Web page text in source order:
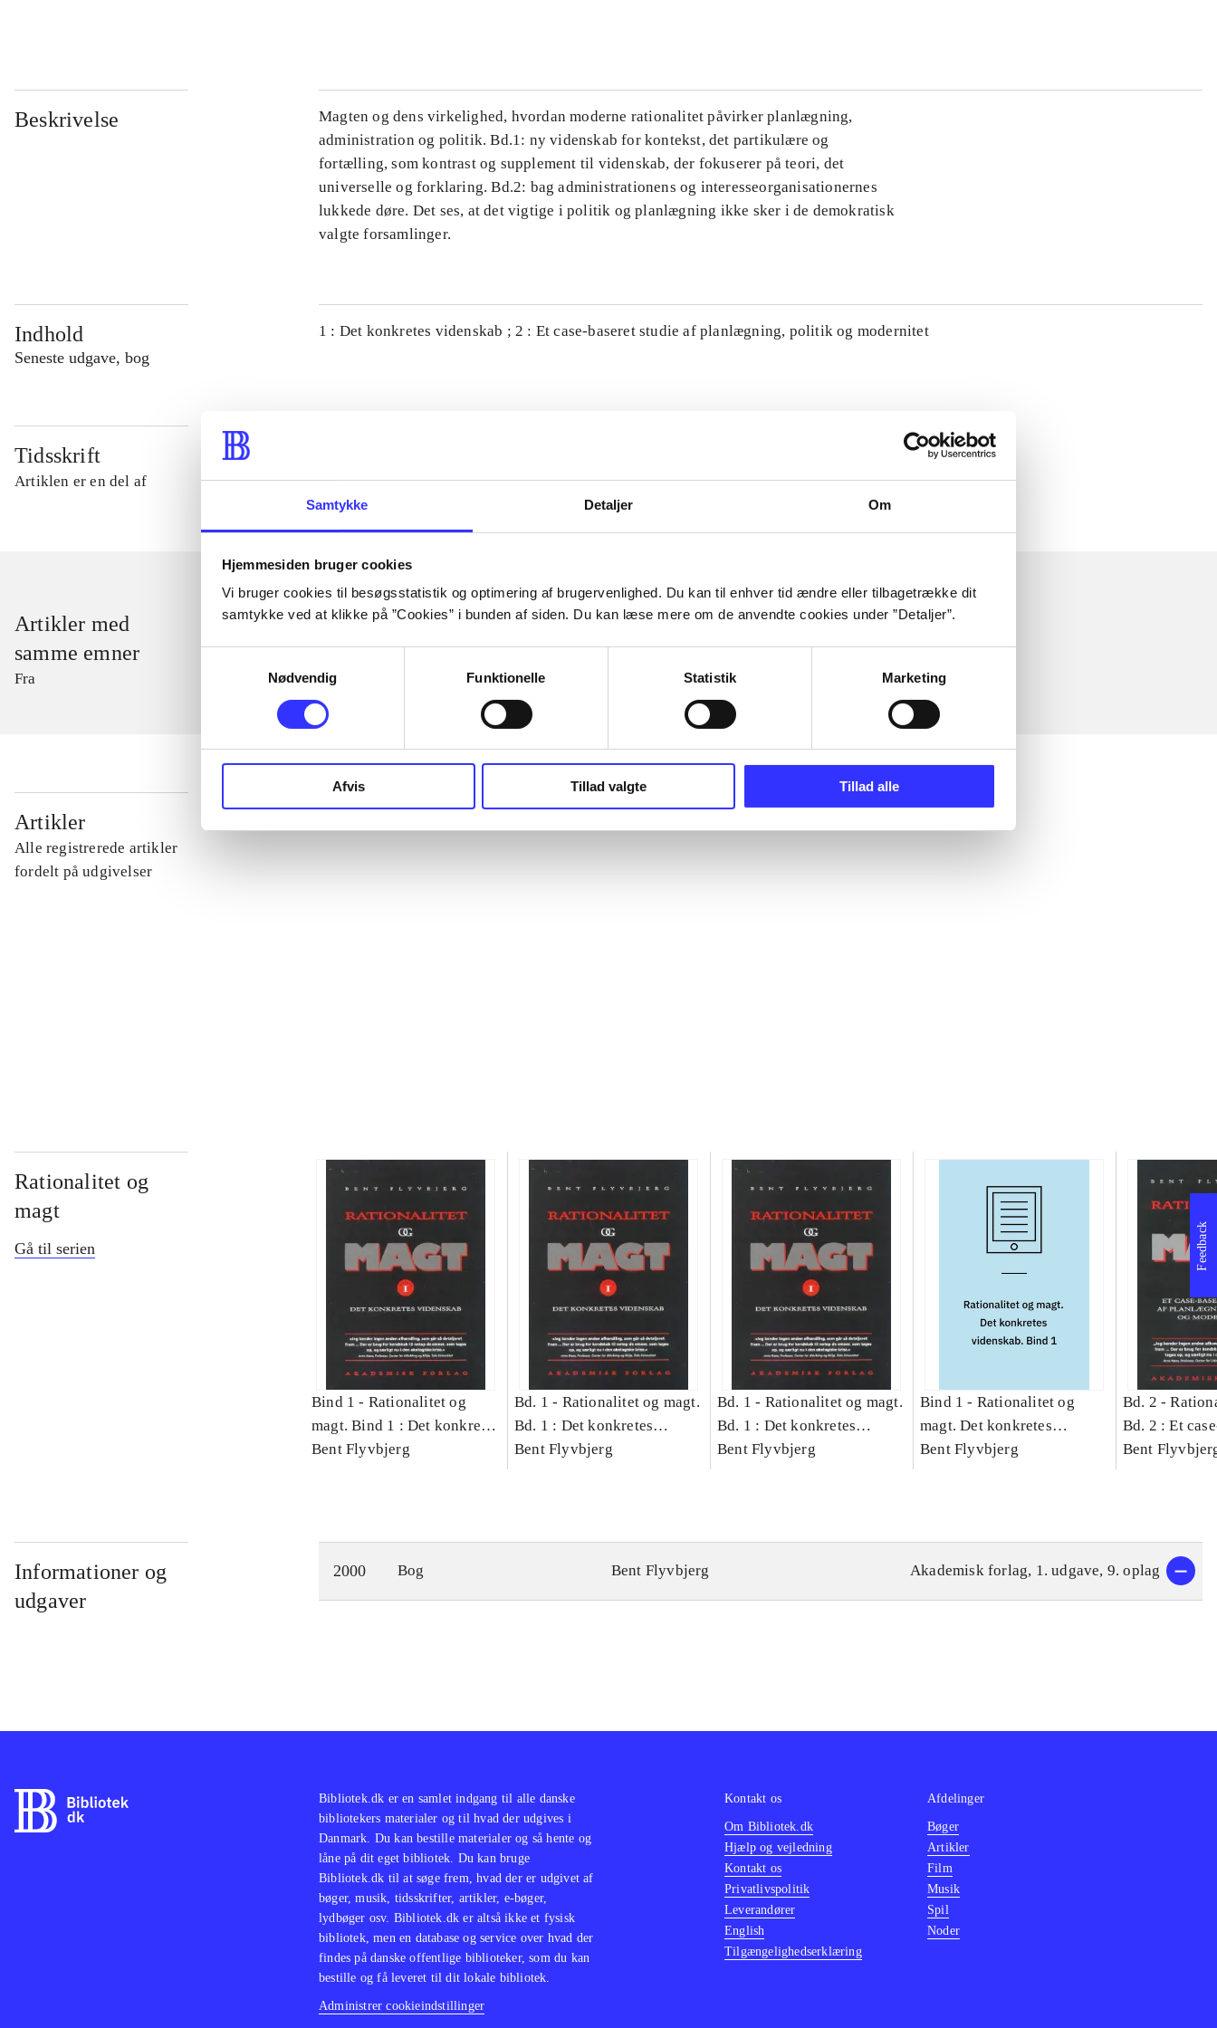
Samtykke Detaljer Om
Hjemmesiden bruger cookies
Vi bruger cookies til besøgsstatistik og optimering af brugervenlighed. Du kan til enhver tid ændre eller tilbagetrække dit
samtykke ved at klikke på ”Cookies” i bunden af siden. Du kan læse mere om de anvendte cookies under ”Detaljer”.
Nødvendig
Funktionelle Statistik Marketing
Afvis Tillad valgte Tillad alle
Beskrivelse
Magten og dens virkelighed, hvordan moderne rationalitet påvirker planlægning,
administration og politik. Bd.1: ny videnskab for kontekst, det partikulære og
fortælling, som kontrast og supplement til videnskab, der fokuserer på teori, det
universelle og forklaring. Bd.2: bag administrationens og interesseorganisationernes
lukkede døre. Det ses, at det vigtige i politik og planlægning ikke sker i de demokratisk
valgte forsamlinger.
Indhold
Seneste udgave, bog
1 : Det konkretes videnskab ; 2 : Et case-baseret studie af planlægning, politik og modernitet
Tidsskrift
Artiklen er en del af
Artikler med
samme emner
Fra
Artikler
Alle registrerede artikler
fordelt på udgivelser
...
Rationalitet og
magt
Gå til serien
Bind 1 - Rationalitet og
magt. Bind 1 : Det konkretes
videnskab
Bent Flyvbjerg
Bd. 1 - Rationalitet og magt.
Bd. 1 : Det konkretes
videnskab
Bent Flyvbjerg
Bd. 1 - Rationalitet og magt.
Bd. 1 : Det konkretes
videnskab
Bent Flyvbjerg
Bind 1 - Rationalitet og
magt. Det konkretes
videnskab. Bind 1
Bent Flyvbjerg
Bd. 2 -
Bd. 2 : Et
studie af
Bent
Informationer og
udgaver
2000 Bog Bent Flyvbjerg Akademisk forlag, 1. udgave, 9. oplag
Feedback
Bibliotek.dk er en samlet indgang til alle danske
bibliotekers materialer og til hvad der udgives i
Danmark. Du kan bestille materialer og så hente og
låne på dit eget bibliotek. Du kan bruge
Bibliotek.dk til at søge frem, hvad der er udgivet af
bøger, musik, tidsskrifter, artikler, e-bøger,
lydbøger osv. Bibliotek.dk er altså ikke et fysisk
bibliotek, men en database og service over hvad der
findes på danske offentlige biblioteker, som du kan
bestille og få leveret til dit lokale bibliotek.
Administrer cookieindstillinger
Kontakt os
Om Bibliotek.dk
Hjælp og vejledning
Kontakt os
Privatlivspolitik
Leverandører
English
Tilgængelighedserklæring
Afdelinger
Bøger
Artikler
Film
Musik
Spil
Noder